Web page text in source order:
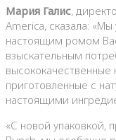
Мария Галис,
America, сказала:
настоящим ромом
взыскательным
высококачественные
приготовленные с
настоящими
«С новой упаковкой,